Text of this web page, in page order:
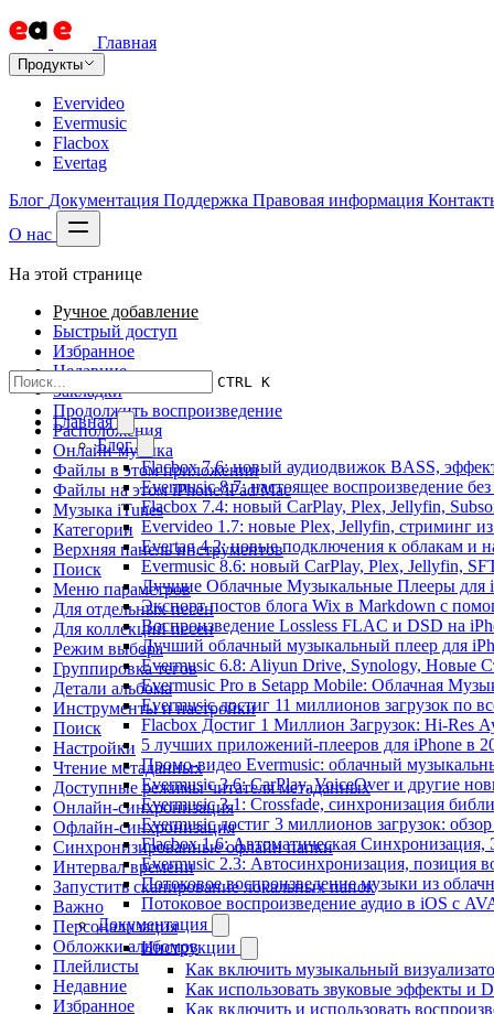
Главная
Продукты
Evervideo
Evermusic
Flacbox
Evertag
Блог Документация Поддержка Правовая информация
О нас
CTRL K
Главная
Блог
Flacbox 7.6: новый аудиодвижок BASS,
Evermusic 8.7: настоящее воспроизведение
Flacbox 7.4: новый CarPlay, Plex, Jellyfin,
Evervideo 1.7: новые Plex, Jellyfin, стриминг
Evertag 4.2: новые подключения к облакам и
Evermusic 8.6: новый CarPlay, Plex, Jellyfin,
Лучшие Облачные Музыкальные Плееры для
Экспорт постов блога Wix в Markdown с
Воспроизведение Lossless FLAC и DSD на
Лучший облачный музыкальный плеер для
Evermusic 6.8: Aliyun Drive, Synology, Новые
Evermusic Pro в Setapp Mobile: Облачная
Evermusic достиг 11 миллионов загрузок по
Flacbox Достиг 1 Миллион Загрузок: Hi-Res
5 лучших приложений-плееров для iPhone в
Промо-видео Evermusic: облачный
Evermusic 3.6: CarPlay, VoiceOver и другие
Evermusic 3.1: Crossfade, синхронизация
Evermusic достиг 3 миллионов загрузок:
Flacbox 1.6: Автоматическая
Evermusic 2.3: Автосинхронизация, позиция
Потоковое воспроизведение музыки из
Потоковое воспроизведение аудио в iOS с
Документация
Инструкции
Как включить музыкальный
Как использовать звуковые эффекты и
Как включить и использовать
На этой странице
Ручное добавление
Быстрый доступ
Избранное
Недавние
Закладки
Продолжить воспроизведение
Расположения
Онлайн-музыка
Файлы в этом приложении
Файлы на этом iPhone/iPad/Mac
Музыка iTunes
Категории
Верхняя панель инструментов
Поиск
Меню параметров
Для отдельных песен
Для коллекций песен
Режим выбора
Группировка тегов
Детали альбома
Инструменты и настройки
Поиск
Настройки
Чтение метаданных
Доступные режимы читателя метаданных
Онлайн-синхронизация
Офлайн-синхронизация
Синхронизированные офлайн папки
Интервал времени
Запустить сканирование локальных папок
Важно
Персонализация
Обложки альбомов
Плейлисты
Недавние
Избранное